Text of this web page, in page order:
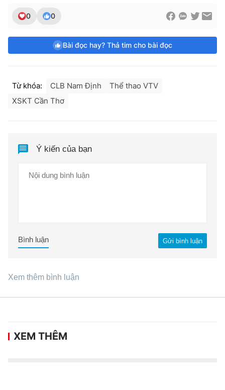
0 0
Bài đọc hay? Thả tim cho bài đọc
Từ khóa: CLB Nam Định
Thể thao VTV
XSKT Cần Thơ
Ý kiến của bạn
Gửi bình luận
Bình luận
Xem thêm bình luận
XEM THÊM